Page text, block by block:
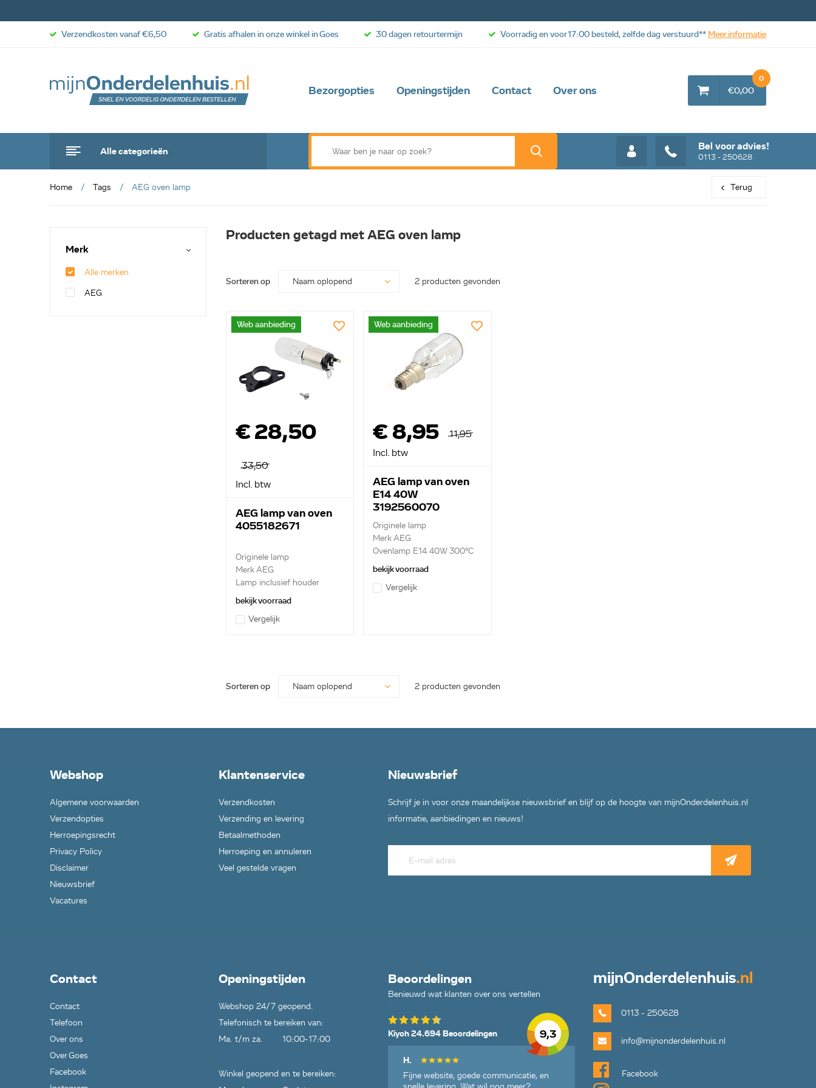
Bezorgopties Openingstijden Contact Over ons
Alle categorieën Bel voor advies!
0113 - 250628
€0,00
0
Verzendkosten vanaf €6,50 Gratis afhalen in onze winkel in Goes 30 dagen retourtermijn Voorradig en voor 17:00 besteld, zelfde dag verstuurd** Meer informatie
Home Tags AEG oven lamp Terug
Merk
Alle merken
AEG
Producten getagd met AEG oven lamp
Sorteren op 2 producten gevonden
Web aanbieding
€ 28,50
33,50
Incl. btw
AEG lamp van oven
4055182671
Originele lamp
Merk AEG
Lamp inclusief houder
bekijk voorraad
Vergelijk
Web aanbieding
€ 8,95
11,95
Incl. btw
AEG lamp van oven
E14 40W
3192560070
Originele lamp
Merk AEG
Ovenlamp E14 40W 300°C
bekijk voorraad
Vergelijk
Sorteren op 2 producten gevonden
Webshop
Algemene voorwaarden
Verzendopties
Herroepingsrecht
Privacy Policy
Disclaimer
Nieuwsbrief
Vacatures
Klantenservice
Verzendkosten
Verzending en levering
Betaalmethoden
Herroeping en annuleren
Veel gestelde vragen
Nieuwsbrief
Schrijf je in voor onze maandelijkse nieuwsbrief en blijf op de hoogte van mijnOnderdelenhuis.nl
informatie, aanbiedingen en nieuws!
Contact
Contact
Telefoon
Over ons
Over Goes
Facebook
Openingstijden
Webshop 24/7 geopend.
Telefonisch te bereiken van:
Ma. t/m za.
10:00-17:00
Winkel geopend en te bereiken:
Beoordelingen
Benieuwd wat klanten over ons vertellen
9,3
Kiyoh 24.694 Beoordelingen
H.
Fijne website, goede communicatie, en
mijnOnderdelenhuis.nl
0113 - 250628
info@mijnonderdelenhuis.nl
Facebook